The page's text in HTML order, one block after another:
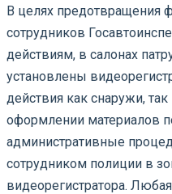
В целях предотвращения
сотрудников
действиям, в салонах
установлены
действия как снаружи,
оформлении материалов
административные
сотрудником полиции в
видеорегистратора.